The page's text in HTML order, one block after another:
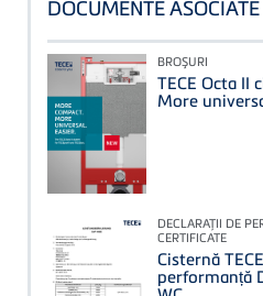
DOCUMENTE ASOCIATE
BROŞURI
TECE Octa II
More
DECLARAŢII DE
CERTIFICATE
Cisternă
performanță